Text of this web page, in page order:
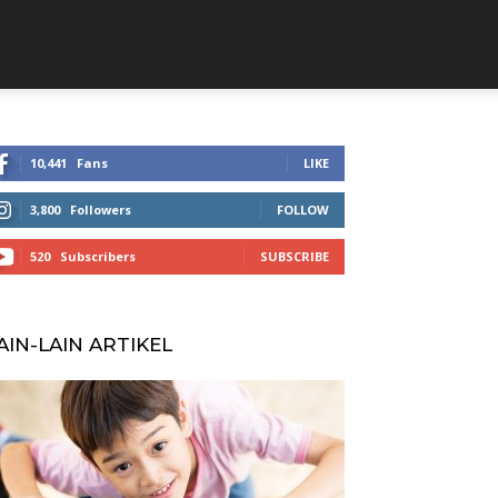
10,441 Fans LIKE
3,800 Followers FOLLOW
520 Subscribers SUBSCRIBE
LAIN ARTIKEL